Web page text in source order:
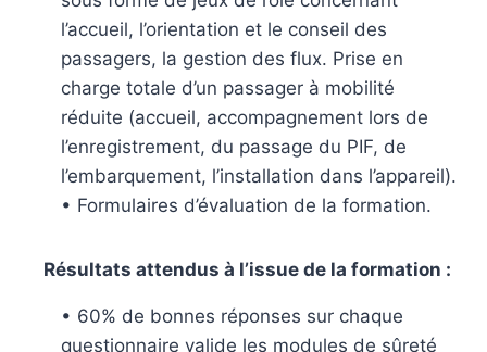
l’accueil, l’orientation et le conseil des
passagers, la gestion des flux. Prise en
charge totale d’un passager à mobilité
réduite (accueil, accompagnement lors de
l’enregistrement, du passage du PIF, de
l’embarquement, l’installation dans l’appareil).
• Formulaires d’évaluation de la formation.
Résultats attendus à l’issue de la formation :
• 60% de bonnes réponses sur chaque
questionnaire valide les modules de sûreté